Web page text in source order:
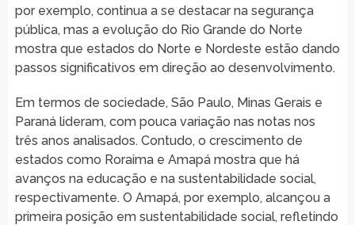
por exemplo, continua a se destacar na segurança
pública, mas a evolução do Rio Grande do Norte
mostra que estados do Norte e Nordeste estão dando
passos significativos em direção ao desenvolvimento.
Em termos de sociedade, São Paulo, Minas Gerais e
Paraná lideram, com pouca variação nas notas nos
três anos analisados. Contudo, o crescimento de
estados como Roraima e Amapá mostra que há
avanços na educação e na sustentabilidade social,
respectivamente. O Amapá, por exemplo, alcançou a
primeira posição em sustentabilidade social, refletindo